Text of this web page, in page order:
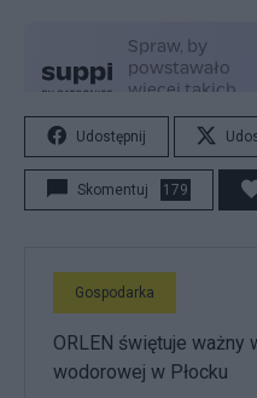
Udostępnij
Skomentuj 179
Gospodarka
ORLEN świętuje ważny
wodorowej w Płocku